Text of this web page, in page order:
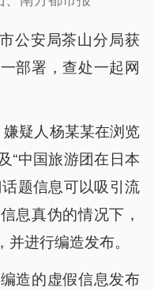
安局茶山分局获
部署，查处一起网
疑人杨某某在浏览
“中国旅游团在日本
题信息可以吸引流
息真伪的情况下，
进行编造发布。
造的虚假信息发布